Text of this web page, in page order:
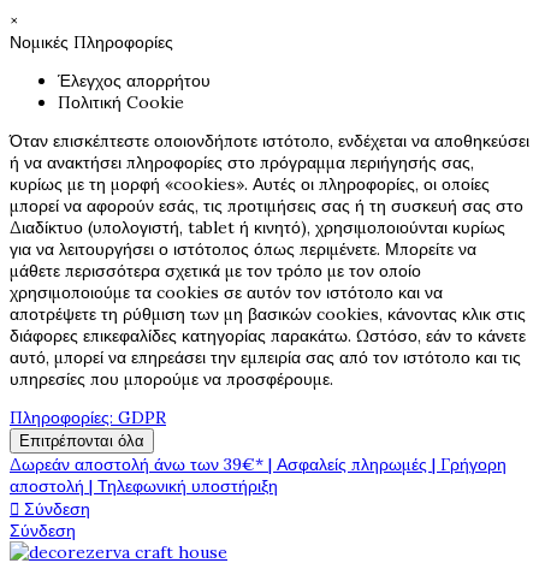
×
Νομικές Πληροφορίες
Έλεγχος απορρήτου
Πολιτική Cookie
Όταν επισκέπτεστε οποιονδήποτε ιστότοπο, ενδέχεται να αποθηκεύσει
ή να ανακτήσει πληροφορίες στο πρόγραμμα περιήγησής σας,
κυρίως με τη μορφή «cookies». Αυτές οι πληροφορίες, οι οποίες
μπορεί να αφορούν εσάς, τις προτιμήσεις σας ή τη συσκευή σας στο
Διαδίκτυο (υπολογιστή, tablet ή κινητό), χρησιμοποιούνται κυρίως
για να λειτουργήσει ο ιστότοπος όπως περιμένετε. Μπορείτε να
μάθετε περισσότερα σχετικά με τον τρόπο με τον οποίο
χρησιμοποιούμε τα cookies σε αυτόν τον ιστότοπο και να
αποτρέψετε τη ρύθμιση των μη βασικών cookies, κάνοντας κλικ στις
διάφορες επικεφαλίδες κατηγορίας παρακάτω. Ωστόσο, εάν το κάνετε
αυτό, μπορεί να επηρεάσει την εμπειρία σας από τον ιστότοπο και τις
υπηρεσίες που μπορούμε να προσφέρουμε.
Πληροφορίες: GDPR
Επιτρέπονται όλα
Δωρεάν αποστολή άνω των 39€* | Ασφαλείς πληρωμές | Γρήγορη
αποστολή | Τηλεφωνική υποστήριξη
 Σύνδεση
Σύνδεση